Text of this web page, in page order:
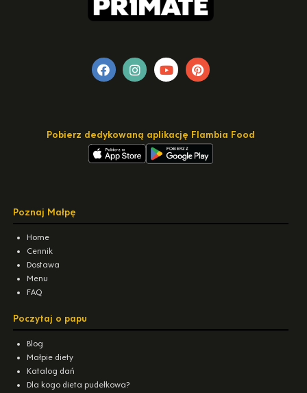
Pobierz dedykowaną aplikację Flambia Food
Poznaj Małpę
Home
Cennik
Dostawa
Menu
FAQ
Poczytaj o papu
Blog
Małpie diety
Katalog dań
Dla kogo dieta pudełkowa?